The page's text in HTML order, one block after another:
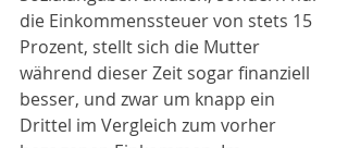
die Einkommenssteuer von stets 15
Prozent, stellt sich die Mutter
während dieser Zeit sogar finanziell
besser, und zwar um knapp ein
Drittel im Vergleich zum vorher